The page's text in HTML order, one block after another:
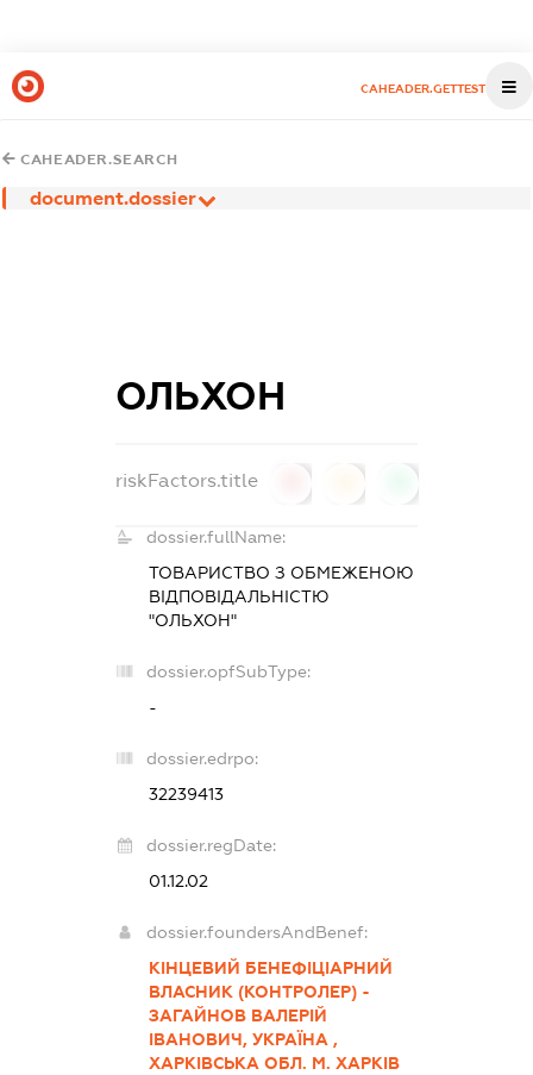
CAHEADER.GETTEST
CAHEADER.SEARCH
document.dossier
ОЛЬХОН
riskFactors.title
dossier.fullName:
ТОВАРИСТВО З ОБМЕЖЕНОЮ
ВІДПОВІДАЛЬНІСТЮ
"ОЛЬХОН"
dossier.opfSubType:
-
dossier.edrpo:
32239413
dossier.regDate:
01.12.02
dossier.foundersAndBenef:
КІНЦЕВИЙ БЕНЕФІЦІАРНИЙ
ВЛАСНИК (КОНТРОЛЕР) -
ЗАГАЙНОВ ВАЛЕРІЙ
ІВАНОВИЧ, УКРАЇНА ,
ХАРКІВСЬКА ОБЛ. М. ХАРКІВ